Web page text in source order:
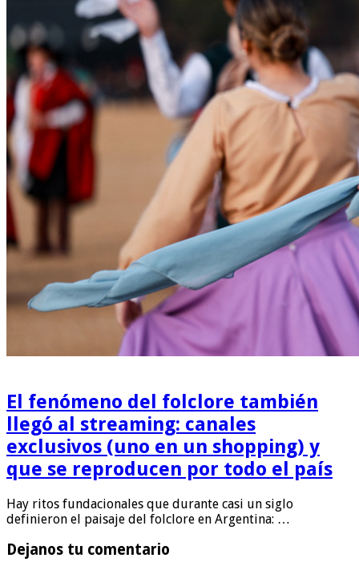
El fenómeno del folclore también
llegó al streaming: canales
exclusivos (uno en un shopping) y
que se reproducen por todo el país
Hay ritos fundacionales que durante casi un siglo
definieron el paisaje del folclore en Argentina: …
Dejanos tu comentario